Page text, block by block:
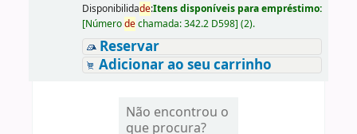
Disponibilidade:Itens disponíveis para empréstimo:
[Númerodechamada:342.2 D598] (2).
Reservar
Adicionar ao seu carrinho
Não encontrou o
que procura?